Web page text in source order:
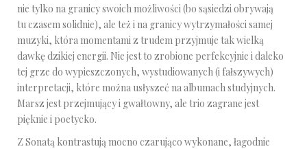
nie tylko na granicy swoich możliwości (bo sąsiedzi obrywają
tu czasem solidnie), ale też i na granicy wytrzymałości samej
muzyki, która momentami z trudem przyjmuje tak wielką
dawkę dzikiej energii. Nie jest to zrobione perfekcyjnie i daleko
tej grze do wypieszczonych, wystudiowanych (i fałszywych)
interpretacji, które można usłyszeć na albumach studyjnych.
Marsz jest przejmujący i gwałtowny, ale trio zagrane jest
pięknie i poetycko.
Z Sonatą kontrastują mocno czarująco wykonane, łagodnie